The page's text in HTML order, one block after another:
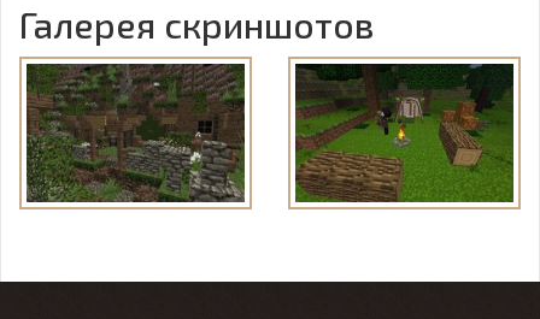
Галерея скриншотов